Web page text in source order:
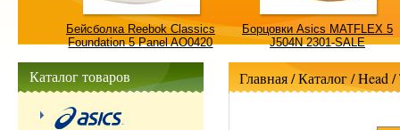
Бейсболка Reebok Classics
Foundation 5 Panel AO0420
Борцовки Asics MATFLEX 5
J504N 2301-SALE
Главная/ Каталог /Head /
Каталог товаров